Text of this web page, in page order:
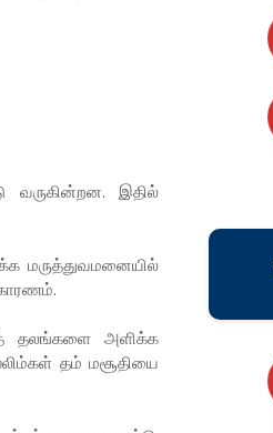
வருகின்றன. இதில்
மருத்துவமனையில்
தலங்களை அளிக்க
தம் மசூதியை